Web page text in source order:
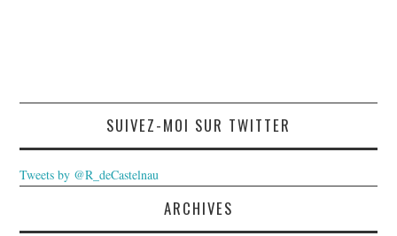
SUIVEZ-MOI SUR TWITTER
Tweets by @R_deCastelnau
ARCHIVES